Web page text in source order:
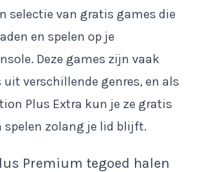
selectie van gratis games die
en spelen op je
Deze games zijn vaak
verschillende genres, en als
Plus Extra kun je ze gratis
spelen zolang je lid blijft.
Premium tegoed halen